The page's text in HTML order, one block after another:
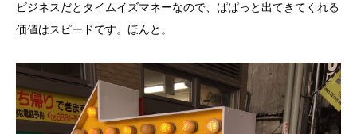
ビジネスだとタイムイズマネーなので、ぱぱっと出てきてくれる
価値はスピードです。ほんと。